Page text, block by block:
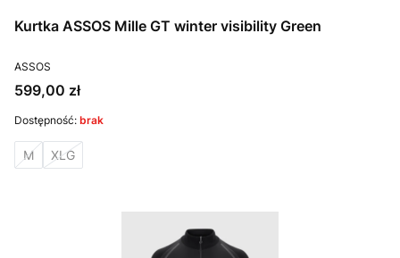
Kurtka ASSOS Mille GT winter visibility Green
PRODUCENT
ASSOS
Cena
599,00 zł
Dostępność: brak
M XLG